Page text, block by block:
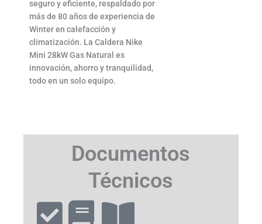
seguro y eficiente, respaldado por
más de 80 años de experiencia de
Winter en calefacción y
climatización. La Caldera Nike
Mini 28kW Gas Natural es
innovación, ahorro y tranquilidad,
todo en un solo equipo.
Documentos
Técnicos